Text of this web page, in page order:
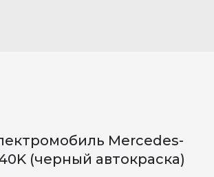
Mercedes-
(черный автокраска)